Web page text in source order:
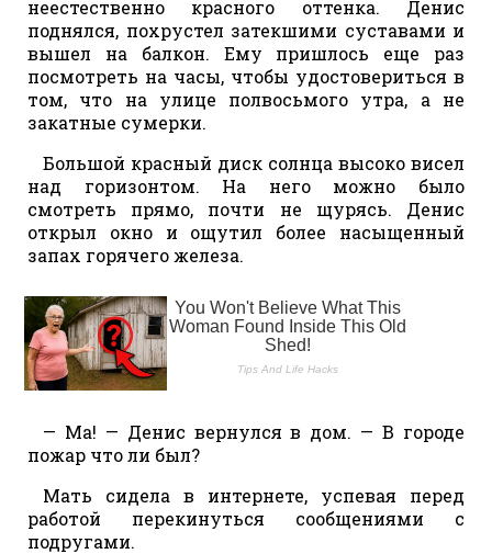
неестественно красного оттенка. Денис
поднялся, похрустел затекшими суставами и
вышел на балкон. Ему пришлось еще раз
посмотреть на часы, чтобы удостовериться в
том, что на улице полвосьмого утра, а не
закатные сумерки.
Большой красный диск солнца высоко висел
над горизонтом. На него можно было
смотреть прямо, почти не щурясь. Денис
открыл окно и ощутил более насыщенный
запах горячего железа.
— Ма! — Денис вернулся в дом. — В городе
пожар что ли был?
Мать сидела в интернете, успевая перед
работой перекинуться сообщениями с
подругами.